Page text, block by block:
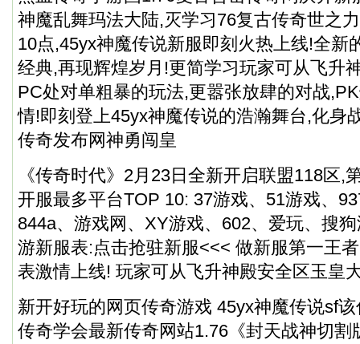
神魔乱舞玛法大陆,灭学习76复古传奇世之
10点,45yx神魔传说新服即刻火热上线!全新
经典,再现辉煌岁月!更简学习玩家可从飞升
PC处对单粗暴的玩法,更嚣张放肆的对战
情!即刻登上45yx神魔传说的浩瀚舞台,化身
传奇发布网神勇闯皇
《传奇时代》2月23日全新开启联盟118区,
开服最多平台TOP 10: 37游戏、51游戏、
844a、游戏网、XY游戏、602、爱玩、搜
游新服表:点击抢驻新服<<< 做新服第一王
表激情上线! 玩家可从飞升神殿安全区玉皇
新开好玩的网页传奇游戏 45yx神魔传说sf
传奇学会最新传奇网站1.76《封天战神切割